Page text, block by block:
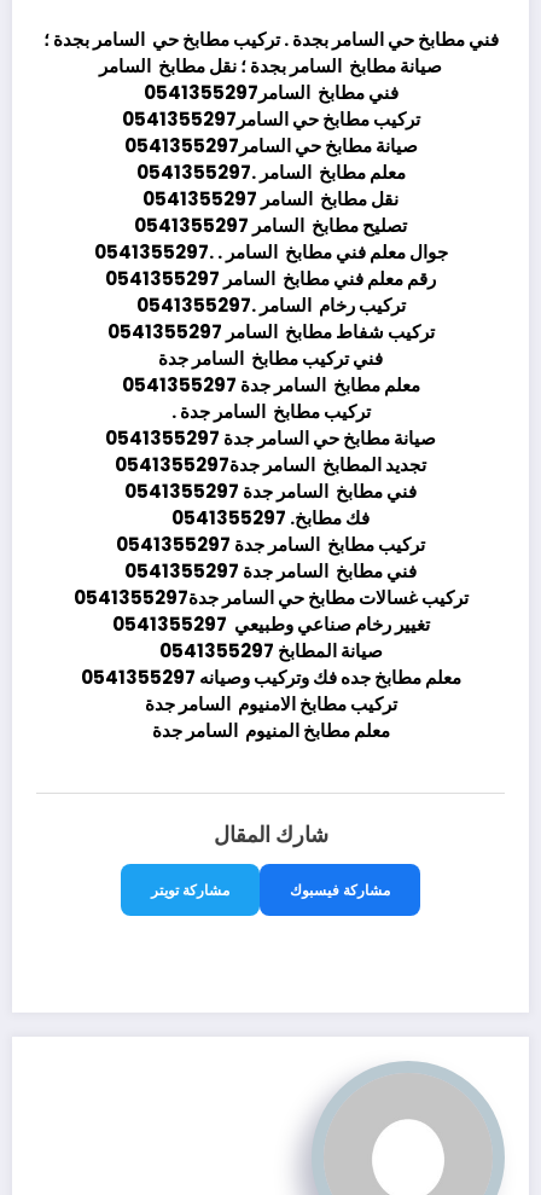
فني مطابخ حي السامر بجدة . تركيب مطابخ حي السامر بجدة ؛
صيانة مطابخ السامر بجدة ؛ نقل مطابخ السامر
فني مطابخ السامر0541355297
تركيب مطابخ حي السامر0541355297
صيانة مطابخ حي السامر0541355297
معلم مطابخ السامر .0541355297
نقل مطابخ السامر 0541355297
تصليح مطابخ السامر 0541355297
جوال معلم فني مطابخ السامر . .0541355297
رقم معلم فني مطابخ السامر 0541355297
تركيب رخام السامر .0541355297
تركيب شفاط مطابخ السامر 0541355297
فني تركيب مطابخ السامر جدة
معلم مطابخ السامر جدة 0541355297
تركيب مطابخ السامر جدة .
صيانة مطابخ حي السامر جدة 0541355297
تجديد المطابخ السامر جدة0541355297
فني مطابخ السامر جدة 0541355297
فك مطابخ. 0541355297
تركيب مطابخ السامر جدة 0541355297
فني مطابخ السامر جدة 0541355297
تركيب غسالات مطابخ حي السامر جدة0541355297
تغيير رخام صناعي وطبيعي 0541355297
صيانة المطابخ 0541355297
معلم مطابخ جده فك وتركيب وصيانه 0541355297
تركيب مطابخ الامنيوم السامر جدة
معلم مطابخ المنيوم السامر جدة
شارك المقال
مشاركة فيسبوك مشاركة تويتر